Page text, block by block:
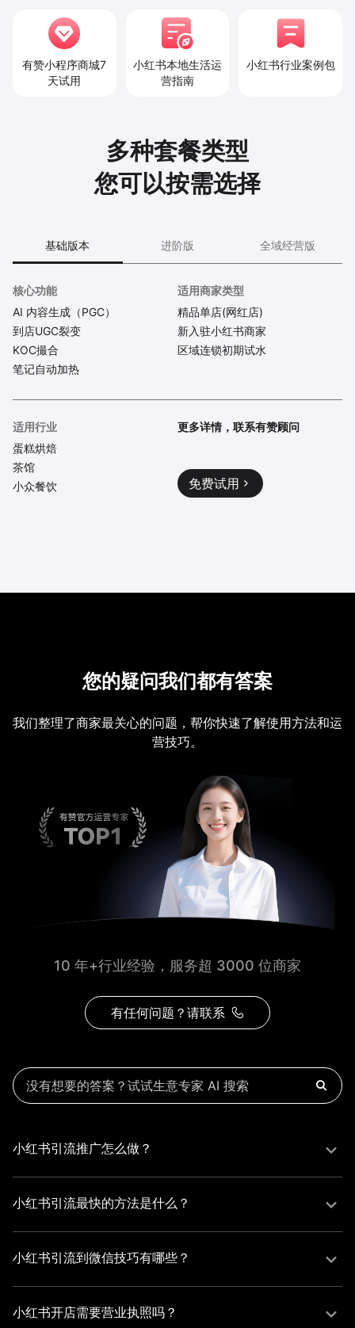
有赞小程序商城7
天试用
小红书本地生活运
营指南
小红书行业案例包
多种套餐类型
您可以按需选择
基础版本 进阶版 全域经营版
核心功能
AI 内容生成（PGC）
到店UGC裂变
KOC撮合
笔记自动加热
适用商家类型
精品单店(网红店)
新入驻小红书商家
区域连锁初期试水
适用行业
蛋糕烘焙
茶馆
小众餐饮
更多详情，联系有赞顾问
免费试用
您的疑问我们都有答案
我们整理了商家最关心的问题，帮你快速了解使用方法和运
营技巧。
10 年+行业经验，服务超 3000 位商家
有任何问题？请联系
小红书引流推广怎么做？
有赞提供极速开店服务,帮您快速完成小红书专业号认证、门
店POI认领(确保顾客能通过地图搜索到店)。同时利用
结合运营，重点认领POI定位并挂载商品链接；利用自动化工
具生成笔记、聚合达人资源，同时配置到店扫码功能引导消
小红书引流最快的方法是什么？
1. 使用有赞碰碰贴工具，顾客到店用手机触碰即生成AI小红
书笔记，快速铺量种草内容，并引导用户一键分享。
卡）、PGC（达人探店） 运营策略，认领POI定位并挂载商
品链接，通过达人合作和用户自发内容形成口碑裂变。
小红书引流到微信技巧有哪些？
小红书引流至微信的核心技巧包括：
1. 内容与互动引导：通过置顶笔记展示福利或案例吸引私
小红书开店需要营业执照吗？